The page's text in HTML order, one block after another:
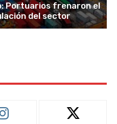
Portuarios frenaron el
del sector